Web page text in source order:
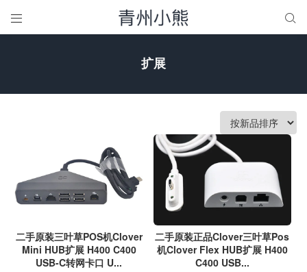
 
扩展
二手原装三叶草POS机Clover
Mini HUB扩展 H400 C400
USB-C转网卡口 U...
二手原装正品Clover三叶草Pos
机Clover Flex HUB扩展 H400
C400 USB...